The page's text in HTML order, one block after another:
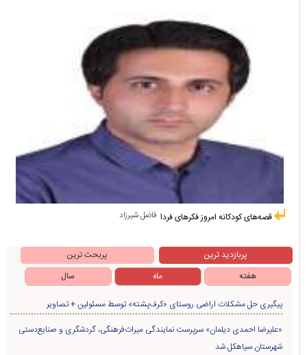
فاضل شیرزاد قصه‌های کودکانه امروز فکرهای فردا
پربازدید ترین
پربحث ترین
هفته
ماه سال
پیگیری حل مشکلات اراضی روستای «کرف‌پشته» توسط مسئولین + تصاویر
«علیرضا احمدی دیلمان» سرپرست نمایندگی میراث‌فرهنگی، گردشگری و صنایع‌دستی
شهرستان سیاهکل شد